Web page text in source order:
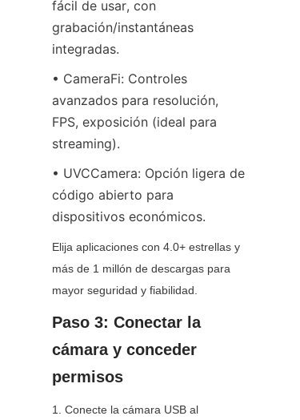
fácil de usar, con
grabación/instantáneas
integradas.
• CameraFi: Controles
avanzados para resolución,
FPS, exposición (ideal para
streaming).
• UVCCamera: Opción ligera de
código abierto para
dispositivos económicos.
Elija aplicaciones con 4.0+ estrellas y
más de 1 millón de descargas para
mayor seguridad y fiabilidad.
Paso 3: Conectar la
cámara y conceder
permisos
1. Conecte la cámara USB al